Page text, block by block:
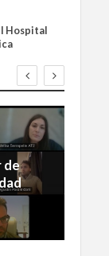
Hospital
de